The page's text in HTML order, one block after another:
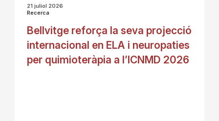
21 juliol 2026
Recerca
Bellvitge reforça la seva projecció
internacional en ELA i neuropaties
per quimioteràpia a l’ICNMD 2026